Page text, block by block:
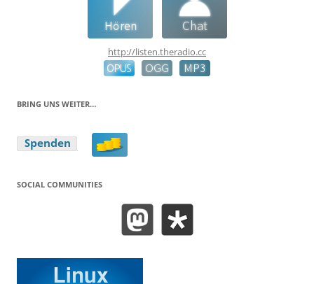
http://listen.theradio.cc
BRING UNS WEITER…
SOCIAL COMMUNITIES